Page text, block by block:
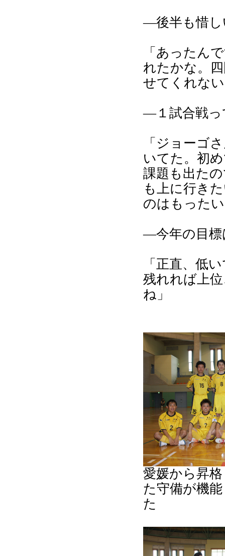
―後半も惜し
「あったん
れたかな。
せてくれな
―１試合戦っ
「ジョーゴ
いてた。初
課題も出た
も上に行き
のはもった
―今年の目標
「正直、低
残れれば上
ね」
愛媛から昇
た守備が機
た